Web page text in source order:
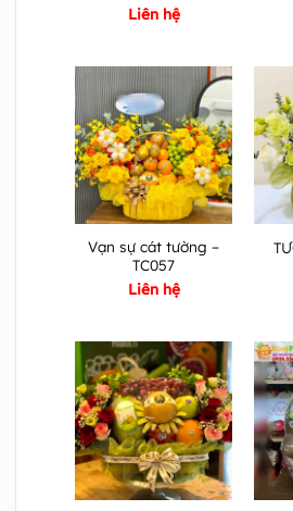
Liên hệ
Vạn sự cát tường –
TC057
Liên hệ